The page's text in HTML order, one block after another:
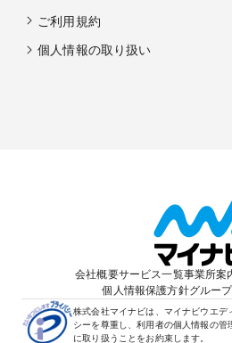
ご利用規約
個人情報の取り扱い
会社概要サービス一覧事業所案
個人情報保護方針グルー
株式会社マイナビは、マイナビウエ
シーを尊重し、利用者の個人情報の
に取り扱うことをお約束します。